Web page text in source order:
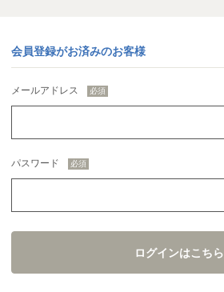
会員登録がお済みのお客様
メールアドレス
パスワード
ログインはこちら